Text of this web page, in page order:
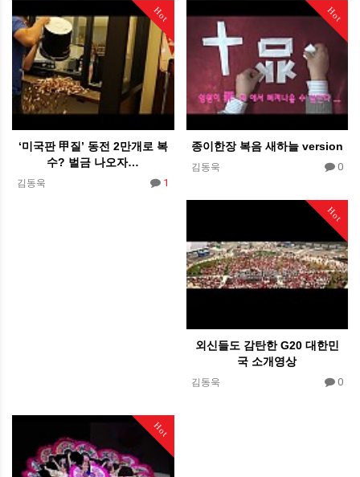
Hot
‘미국판 甲질’ 동전 2만개로 복
수? 벌금 나오자…
김동욱 1
Hot
종이한장 복음 새하늘 version
김동욱 0
Hot
외신들도 감탄한 G20 대한민
국 소개영상
김동욱 0
Hot